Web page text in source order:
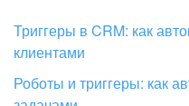
Триггеры в CRM: как
клиентами
Роботы и триггеры: как